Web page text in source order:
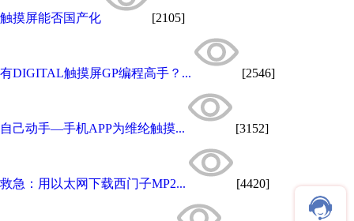
触摸屏能否国产化 [2105]
有DIGITAL触摸屏GP编程高手？... [2546]
自己动手—手机APP为维纶触摸... [3152]
救急：用以太网下载西门子MP2... [4420]